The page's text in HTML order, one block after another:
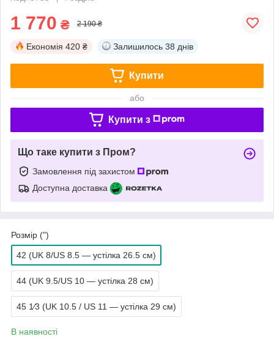
1 770 ₴ 2 190 ₴
Економія 420 ₴ Залишилось 38 днів
Купити
або
Купити з
Що таке купити з Пром?
Замовлення під захистом
Доступна доставка
Розмір (")
42 (UK 8/US 8.5 — устілка 26.5 см)
44 (UK 9.5/US 10 — устілка 28 см)
45 1⁄3 (UK 10.5 / US 11 — устілка 29 см)
В наявності